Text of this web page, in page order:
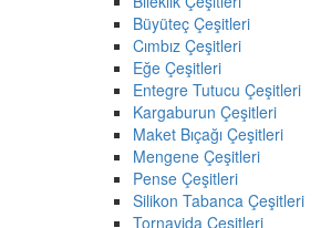
Büyüteç Çeşitleri
Cımbız Çeşitleri
Eğe Çeşitleri
Entegre Tutucu Çeşitleri
Kargaburun Çeşitleri
Maket Bıçağı Çeşitleri
Mengene Çeşitleri
Pense Çeşitleri
Silikon Tabanca Çeşitleri
Tornavida Çeşitleri